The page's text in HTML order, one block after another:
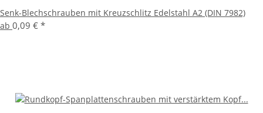
Senk-Blechschrauben mit Kreuzschlitz Edelstahl A2 (DIN 7982)
ab 0,09 € *